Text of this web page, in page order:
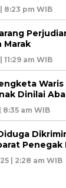
8:23 pm WIB
Marak
am WIB
Dinilai
am WIB
Penegak
| 2:28 am WIB